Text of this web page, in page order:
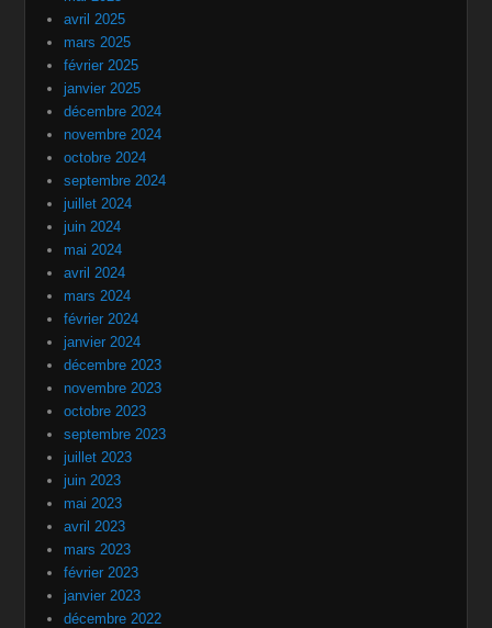
avril 2025
mars 2025
février 2025
janvier 2025
décembre 2024
novembre 2024
octobre 2024
septembre 2024
juillet 2024
juin 2024
mai 2024
avril 2024
mars 2024
février 2024
janvier 2024
décembre 2023
novembre 2023
octobre 2023
septembre 2023
juillet 2023
juin 2023
mai 2023
avril 2023
mars 2023
février 2023
janvier 2023
décembre 2022